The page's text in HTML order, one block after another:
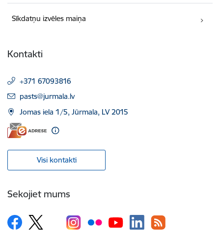
Sīkdatņu izvēles maiņa
Kontakti
+371 67093816
E-pasts:
pasts@jurmala.lv
Jomas iela 1/5, Jūrmala, LV 2015
Visi kontakti
Sekojiet mums